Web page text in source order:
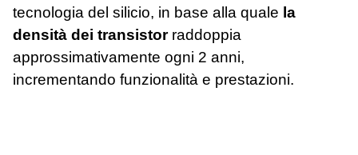
tecnologia del silicio, in base alla quale la
densità dei transistorraddoppia
approssimativamente ogni 2 anni,
incrementando funzionalità e prestazioni.